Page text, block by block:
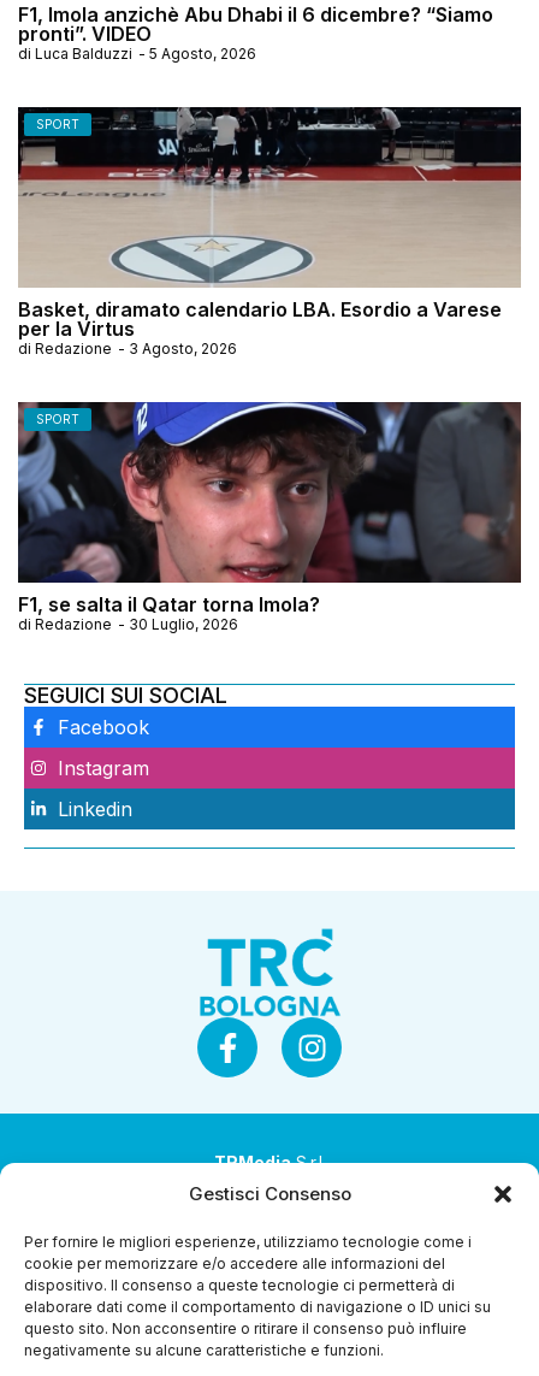
Gestisci Consenso
Per fornire le migliori esperienze, utilizziamo tecnologie come i
cookie per memorizzare e/o accedere alle informazioni del
dispositivo. Il consenso a queste tecnologie ci permetterà di
elaborare dati come il comportamento di navigazione o ID unici su
questo sito. Non acconsentire o ritirare il consenso può influire
negativamente su alcune caratteristiche e funzioni.
F1, Imola anzichè Abu Dhabi il 6 dicembre? “Siamo
pronti”. VIDEO
di Luca Balduzzi - 5 Agosto, 2026
SPORT
Basket, diramato calendario LBA. Esordio a Varese
per la Virtus
di Redazione - 3 Agosto, 2026
SPORT
F1, se salta il Qatar torna Imola?
di Redazione - 30 Luglio, 2026
SEGUICI SUI SOCIAL
Facebook
Instagram
Linkedin
TRMediaS.r.l.
Società a socio unico
Società sottoposta ad attività di direzione e
coordinamento da parte di Coop Alleanza 3.0 Soc. Coop.
Sede legale: via Ragazzi del ’99 nr. 51 42124 Reggio Emilia
(RE)